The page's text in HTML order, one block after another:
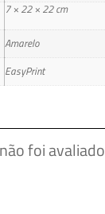
7 × 22 × 22 cm
Amarelo
EasyPrint
foi avaliado